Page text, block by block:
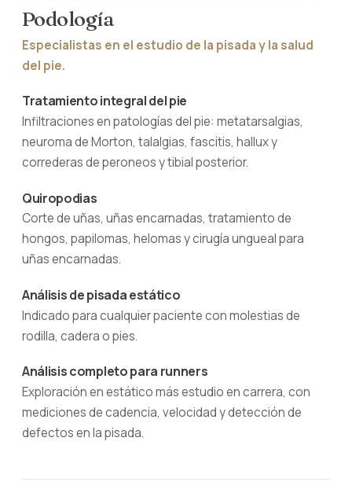
Podología
Especialistas en el estudio de la pisada y la salud
del pie.
Tratamiento integral del pie
Infiltraciones en patologías del pie: metatarsalgias,
neuroma de Morton, talalgias, fascitis, hallux y
correderas de peroneos y tibial posterior.
Quiropodias
Corte de uñas, uñas encarnadas, tratamiento de
hongos, papilomas, helomas y cirugía ungueal para
uñas encarnadas.
Análisis de pisada estático
Indicado para cualquier paciente con molestias de
rodilla, cadera o pies.
Análisis completo para runners
Exploración en estático más estudio en carrera, con
mediciones de cadencia, velocidad y detección de
defectos en la pisada.